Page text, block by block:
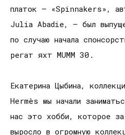
платок – «Spinnakers»,
Julia Abadie, – был
по случаю начала
регат яхт MUMM 30.
Екатерина Цыбина,
Hermès мы начали
нас это хобби, которое
выросло в огромную